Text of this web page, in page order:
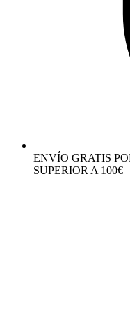
ENVÍO GRATIS
SUPERIOR A 100€